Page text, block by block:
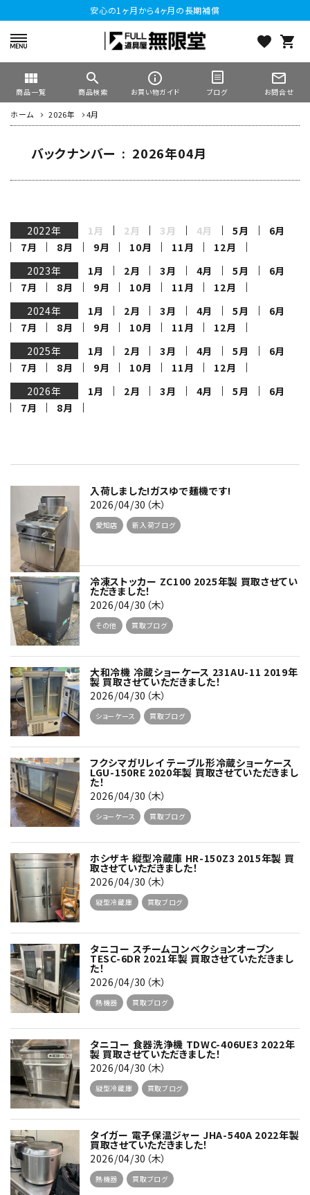
安心の1ヶ月から4ヶ月の長期補償
favorite shopping_cart
view_module
商品一覧
search
商品検索
info_outline
お買い物ガイド ブログ
mail_outline
お問合せ
ホーム 2026年 4月
バックナンバー : 2026年04月
2022年 1月 2月 3月 4月 5月
6月
7月
8月 9月 10月 11月
12月
2023年
1月 2月 3月 4月 5月
6月
7月
8月 9月 10月 11月
12月
2024年
1月 2月 3月 4月 5月
6月
7月
8月 9月 10月 11月
12月
2025年
1月 2月 3月 4月 5月
6月
7月
8月 9月 10月 11月
12月
2026年
1月 2月 3月 4月 5月
6月
7月
8月
入荷しました!ガスゆで麺機です!
2026/04/30（木）
愛知店 新入荷ブログ
冷凍ストッカー ZC100 2025年製 買取させてい
ただきました！
2026/04/30（木）
その他 買取ブログ
大和冷機 冷蔵ショーケース 231AU-11 2019年
製 買取させていただきました！
2026/04/30（木）
ショーケース 買取ブログ
フクシマガリレイ テーブル形冷蔵ショーケース
LGU-150RE 2020年製 買取させていただきまし
た！
2026/04/30（木）
ショーケース 買取ブログ
ホシザキ 縦型冷蔵庫 HR-150Z3 2015年製 買
取させていただきました！
2026/04/30（木）
縦型冷蔵庫 買取ブログ
タニコー スチームコンベクションオーブン
TESC-6DR 2021年製 買取させていただきまし
た！
2026/04/30（木）
熱機器 買取ブログ
タニコー 食器洗浄機 TDWC-406UE3 2022年
製 買取させていただきました！
2026/04/30（木）
縦型冷蔵庫 買取ブログ
タイガー 電子保温ジャー JHA-540A 2022年製
買取させていただきました！
2026/04/30（木）
熱機器 買取ブログ